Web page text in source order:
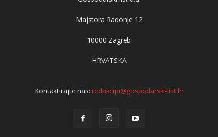
Majstora Radonje 12
10000 Zagreb
HRVATSKA
Kontaktirajte nas: redakcija@gospodarski-list.hr